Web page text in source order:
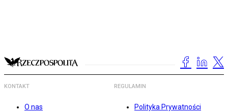
KONTAKT
O nas
REGULAMIN
Polityka Prywatności